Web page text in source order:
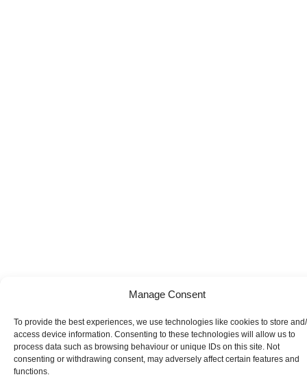
Manage Consent
To provide the best experiences, we use technologies like cookies to store
access device information. Consenting to these technologies will allow us to
process data such as browsing behaviour or unique IDs on this site. Not
consenting or withdrawing consent, may adversely affect certain features and
functions.